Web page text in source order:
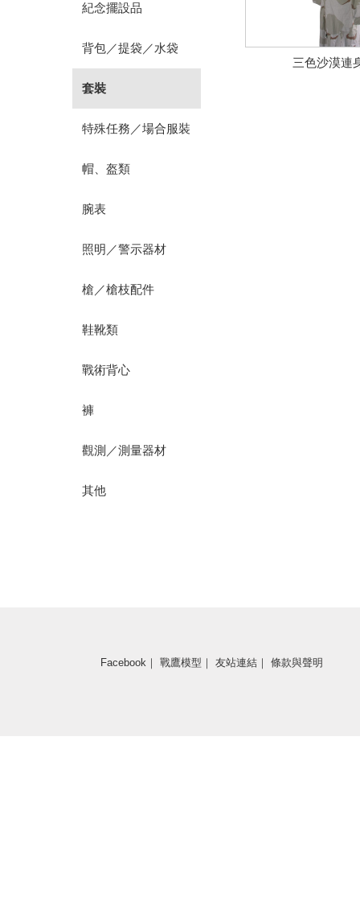
紀念擺設品
背包／提袋／水袋
套裝
特殊任務／場合服裝
帽、盔類
腕表
照明／警示器材
槍／槍枝配件
鞋靴類
戰術背心
褲
觀測／測量器材
其他
三色沙漠連
Facebook ｜ 戰鷹模型 ｜ 友站連結 ｜ 條款與聲明